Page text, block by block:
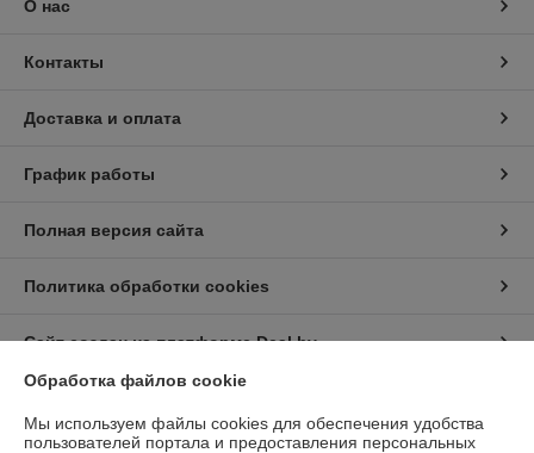
О нас
Контакты
Доставка и оплата
График работы
Полная версия сайта
Политика обработки cookies
Сайт создан на платформе Deal.by
Информация для покупателя
Обработка файлов cookie
Мы используем файлы cookies для обеспечения удобства
пользователей портала и предоставления персональных